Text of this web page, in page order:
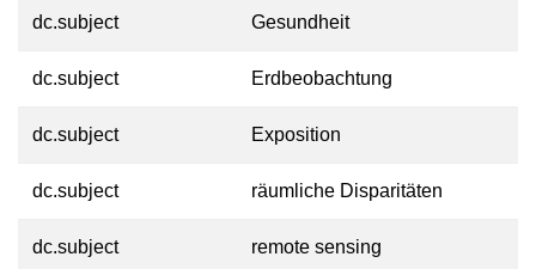
dc.subject Gesundheit
dc.subject Erdbeobachtung
dc.subject Exposition
dc.subject räumliche Disparitäten
dc.subject remote sensing